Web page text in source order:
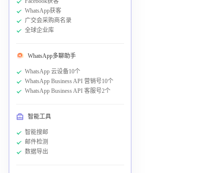
WhatsApp获客
广交会采购商名录
全球企业库
WhatsApp多聊助手
WhatsApp 云设备10个
WhatsApp Business API 营销号10个
WhatsApp Business API 客服号2个
智能工具
智能搜邮
邮件检测
数据导出